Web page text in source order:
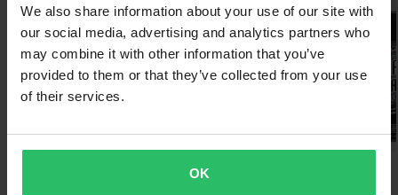
We also share information about your use of our site with
our social media, advertising and analytics partners who
may combine it with other information that you’ve
provided to them or that they’ve collected from your use
of their services.
OK
Temperaturintervall mellan -30 °C och 180 °C.
Skaka väl före användning, spraya från 5 cm • 10 cm avstånd.
Superpris!
199 kr